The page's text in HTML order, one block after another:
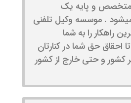
و پایه یک
‌. موسسه وکیل تلفنی
راهکار را به شما
احقاق حق شما در کنارتان
کشور و حتی خارج از کشور